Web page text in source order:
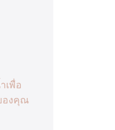
เพื่อ
องคุณ